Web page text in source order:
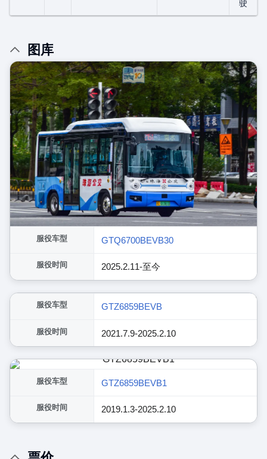
驶
图库
服役车型 GTQ6700BEVB30
服役时间 2025.2.11-至今
服役车型 GTZ6859BEVB
服役时间 2021.7.9-2025.2.10
展开
服役车型 GTZ6859BEVB1
服役时间 2019.1.3-2025.2.10